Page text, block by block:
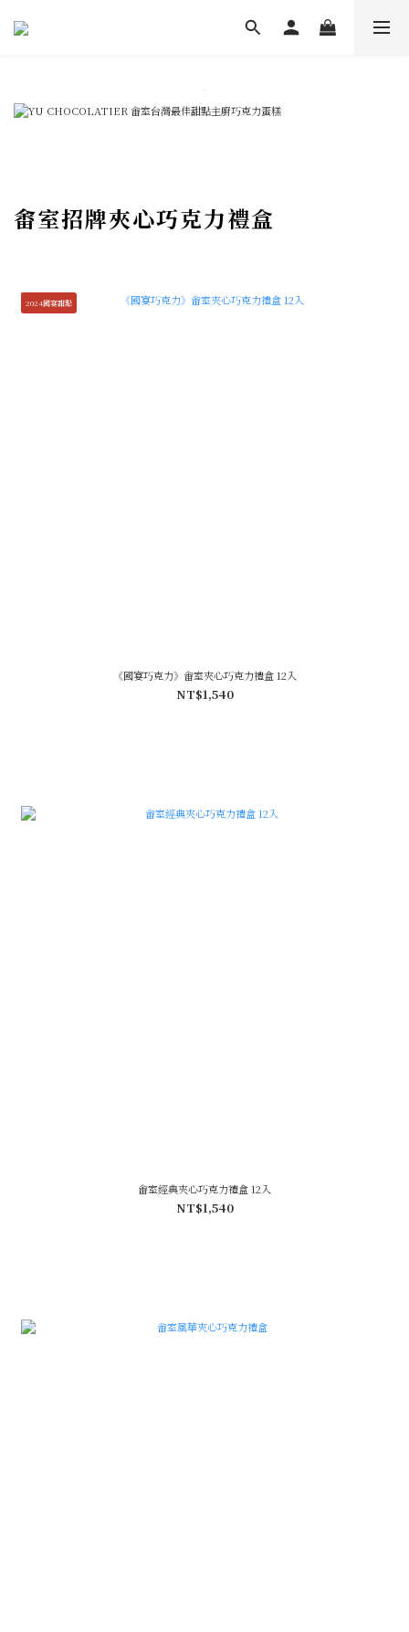
畬室招牌夾心巧克力禮盒
2024國宴甜點
《國宴巧克力》畬室夾心巧克力禮盒 12入
NT$1,540
畬室經典夾心巧克力禮盒 12入
NT$1,540